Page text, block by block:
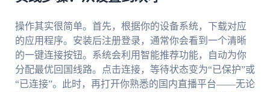
操作其实很简单。首先，根据你的设备系统，下载对应
的应用程序。安装后注册登录，通常你会看到一个清晰
的一键连接按钮。系统会利用智能推荐功能，自动为你
分配最优回国线路。点击连接，等待状态变为“已保护”或
“已连接”。此时，再打开你熟悉的国内直播平台——无论